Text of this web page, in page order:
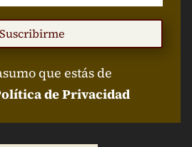
Suscribirme
que estás de
de Privacidad